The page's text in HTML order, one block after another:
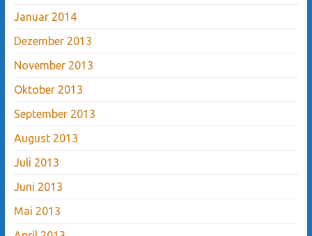
Januar 2014
Dezember 2013
November 2013
Oktober 2013
September 2013
August 2013
Juli 2013
Juni 2013
Mai 2013